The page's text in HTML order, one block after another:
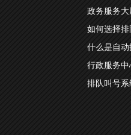
政务服务
如何选择
什么是自
行政服务
排队叫号